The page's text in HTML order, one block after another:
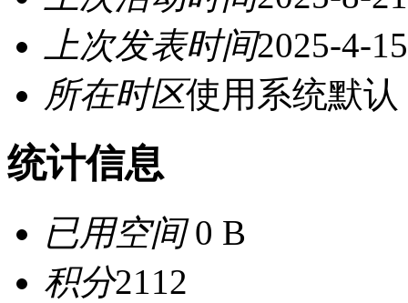
上次发表时间2025-4-
所在时区使用系统默认
统计信息
已用空间0 B
积分2112